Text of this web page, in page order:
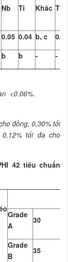
Nb Ti Khác Ti
0.05 0.04 b, c
b b - -
titan <0.06%.
đồng, 0,30% tối
tối đa cho
42 tiêu chuẩn
Grade
A
30
Grade
B
35